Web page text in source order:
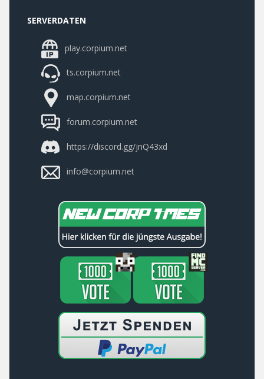
SERVERDATEN
play.corpium.net
ts.corpium.net
map.corpium.net
forum.corpium.net
https://discord.gg/jnQ43xd
info@corpium.net